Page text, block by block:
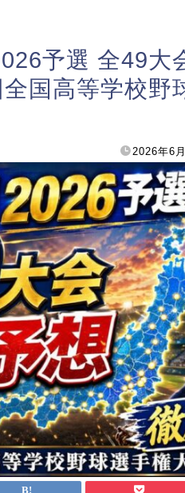
予選 全49大
国高等学校野
2026年6